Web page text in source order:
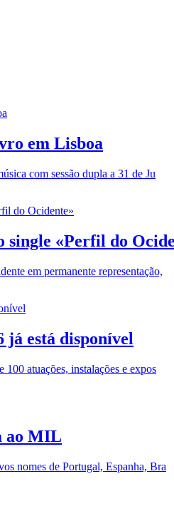
em Lisboa
com sessão dupla a 31 de Ju
single «Perfil do
em permanente representação,
já está disponível
atuações, instalações e expos
ao MIL
nomes de Portugal, Espanha, Bra